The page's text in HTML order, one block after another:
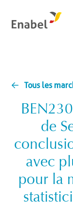
Tous les
de
avec
pour la